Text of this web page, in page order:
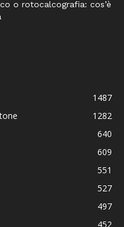
o rotocalcografia: cos’è
1487
1282
640
609
551
527
497
452